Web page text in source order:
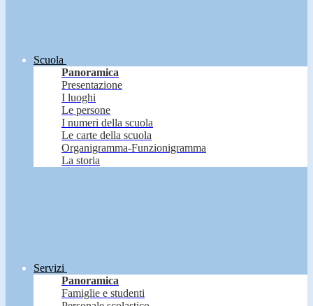
Scuola
Panoramica
Presentazione
I luoghi
Le persone
I numeri della scuola
Le carte della scuola
Organigramma-Funzionigramma
La storia
Servizi
Panoramica
Famiglie e studenti